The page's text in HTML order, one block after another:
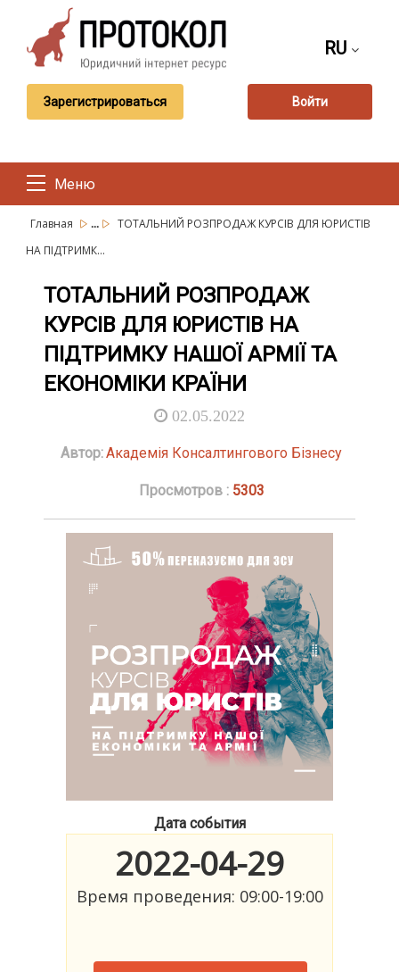
RU
Зарегистрироваться Войти
Меню
Главная ...
ТОТАЛЬНИЙ РОЗПРОДАЖ КУРСІВ ДЛЯ ЮРИСТІВ
НА ПІДТРИМК...
ТОТАЛЬНИЙ РОЗПРОДАЖ
КУРСІВ ДЛЯ ЮРИСТІВ НА
ПІДТРИМКУ НАШОЇ АРМІЇ ТА
ЕКОНОМІКИ КРАЇНИ
02.05.2022
Автор:Академія Консалтингового Бізнесу
Просмотров : 5303
Дата события
2022-04-29
Время проведения: 09:00-19:00